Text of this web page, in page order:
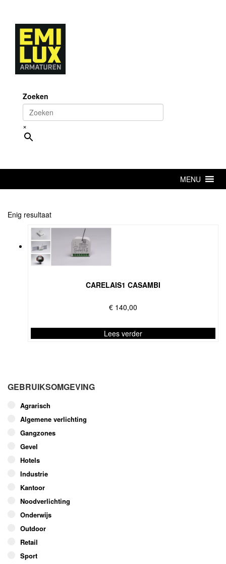
content
Zoeken
×
MENU
Enig resultaat
CARELAIS1 CASAMBI
€ 140,00
Lees verder
variaties.
optie
kan
gekozen
worden
op
productpagina
GEBRUIKSOMGEVING
Agrarisch
Algemene verlichting
Gangzones
Gevel
Hotels
Industrie
Kantoor
Noodverlichting
Onderwijs
Outdoor
Retail
Sport